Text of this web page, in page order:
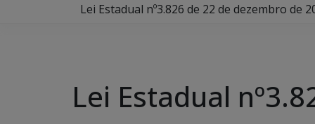
Lei Estadual nº3.826 de 22 de dezembro de
Lei Estadual